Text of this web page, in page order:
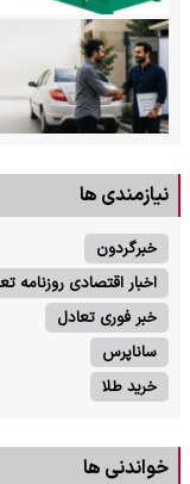
نیازمندی ها
خبرگردون
اخبار اقتصادی روزنامه
خبر فوری تعادل
ساناپرس
خرید طلا
خواندنی ها